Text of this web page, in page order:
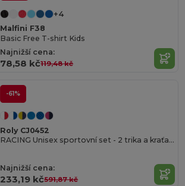
+4
Malfini F38
Basic Free T-shirt Kids
Najnižší cena:
78,58 kč119,48 kč
-61%
Roly CJ0452
RACING Unisex sportovní set - 2 trika a kraťase
Najnižší cena:
233,19 kč591,87 kč